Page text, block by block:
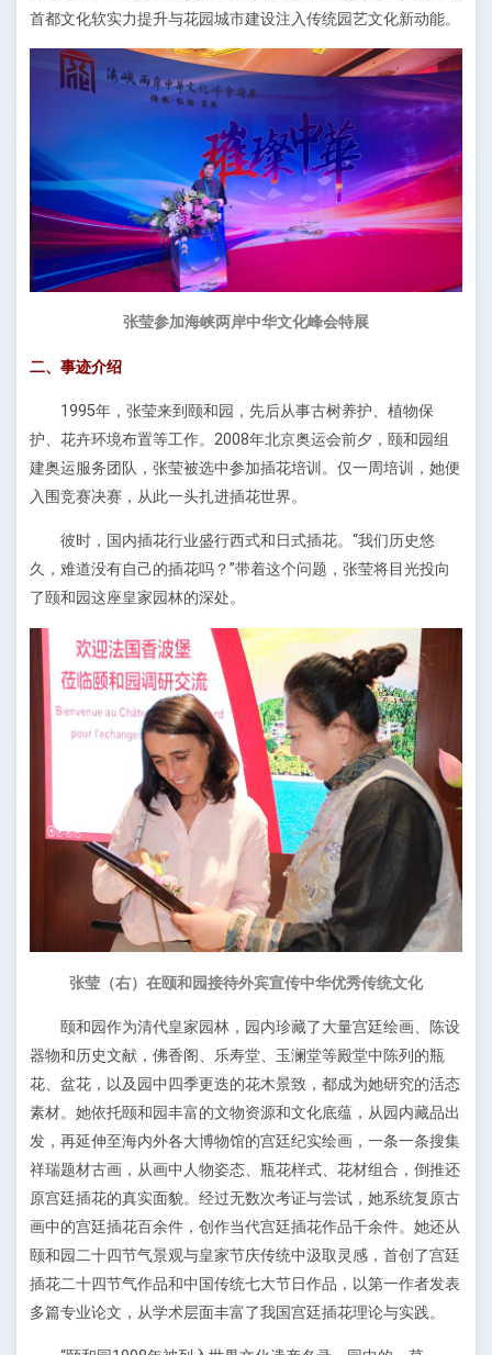
首都文化软实力提升与花园城市建设注入传统园艺文化新动能。
张莹参加海峡两岸中华文化峰会特展
二、事迹介绍
1995年，张莹来到颐和园，先后从事古树养护、植物保
护、花卉环境布置等工作。2008年北京奥运会前夕，颐和园组
建奥运服务团队，张莹被选中参加插花培训。仅一周培训，她便
入围竞赛决赛，从此一头扎进插花世界。
彼时，国内插花行业盛行西式和日式插花。“我们历史悠
久，难道没有自己的插花吗？”带着这个问题，张莹将目光投向
了颐和园这座皇家园林的深处。
张莹（右）在颐和园接待外宾宣传中华优秀传统文化
颐和园作为清代皇家园林，园内珍藏了大量宫廷绘画、陈设
器物和历史文献，佛香阁、乐寿堂、玉澜堂等殿堂中陈列的瓶
花、盆花，以及园中四季更迭的花木景致，都成为她研究的活态
素材。她依托颐和园丰富的文物资源和文化底蕴，从园内藏品出
发，再延伸至海内外各大博物馆的宫廷纪实绘画，一条一条搜集
祥瑞题材古画，从画中人物姿态、瓶花样式、花材组合，倒推还
原宫廷插花的真实面貌。经过无数次考证与尝试，她系统复原古
画中的宫廷插花百余件，创作当代宫廷插花作品千余件。她还从
颐和园二十四节气景观与皇家节庆传统中汲取灵感，首创了宫廷
插花二十四节气作品和中国传统七大节日作品，以第一作者发表
多篇专业论文，从学术层面丰富了我国宫廷插花理论与实践。